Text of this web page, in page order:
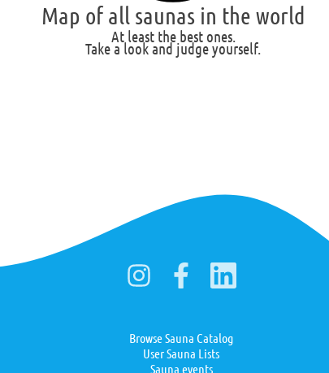
Map of all saunas in the world
At least the best ones.
Take a look and judge yourself.
Browse Sauna Catalog
User Sauna Lists
Sauna events